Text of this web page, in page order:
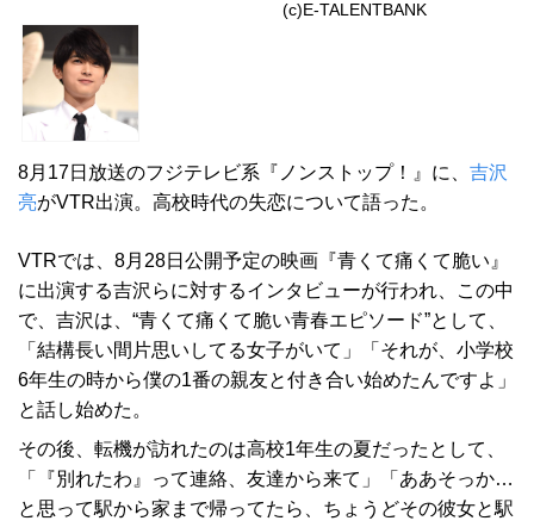
(c)E-TALENTBANK
8月17日放送のフジテレビ系『ノンストップ！』に、 吉沢
亮がVTR出演。高校時代の失恋について語った。
VTRでは、8月28日公開予定の映画『青くて痛くて脆い』
に出演する吉沢らに対するインタビューが行われ、この中
で、吉沢は、“青くて痛くて脆い青春エピソード”として、
「結構長い間片思いしてる女子がいて」「それが、小学校
6年生の時から僕の1番の親友と付き合い始めたんですよ」
と話し始めた。
その後、転機が訪れたのは高校1年生の夏だったとして、
「『別れたわ』って連絡、友達から来て」「ああそっか…
と思って駅から家まで帰ってたら、ちょうどその彼女と駅